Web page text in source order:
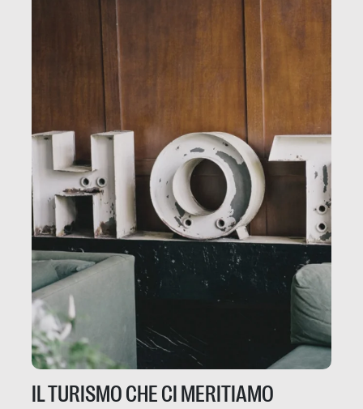
IL TURISMO CHE CI MERITIAMO